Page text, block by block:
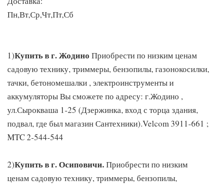
Пн,Вт,Ср,Чт,Пт,Сб
1)Купить в г. Жодино Приобрести по низким ценам
садовую технику, триммеры, бензопилы, газонокосилки,
тачки, бетономешалки , электроинструменты и
аккумуляторы Вы сможете по адресу: г.Жодино ,
ул.Сырокваша 1-25 (Дзержинка, вход с торца здания,
подвал, где был магазин Сантехники).Velcom 3911-661 ;
MTC 2-544-544
2)Купить в г. Осиповичи.Приобрести по низким
ценам садовую технику, триммеры, бензопилы,